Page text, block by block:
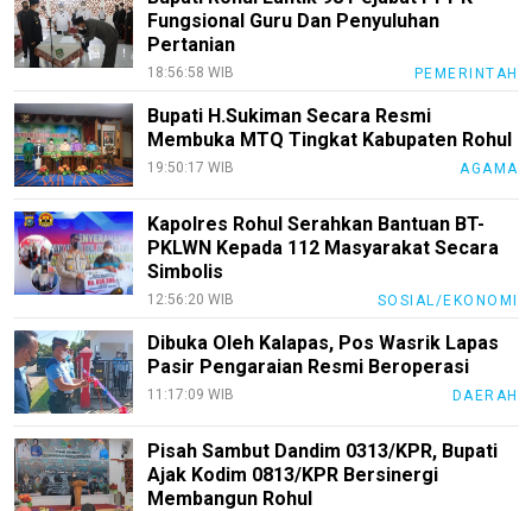
Fungsional Guru Dan Penyuluhan
Pertanian
18:56:58 WIB PEMERINTAH
Bupati H.Sukiman Secara Resmi
Membuka MTQ Tingkat Kabupaten Rohul
19:50:17 WIB AGAMA
Kapolres Rohul Serahkan Bantuan BT-
PKLWN Kepada 112 Masyarakat Secara
Simbolis
12:56:20 WIB SOSIAL/EKONOMI
Dibuka Oleh Kalapas, Pos Wasrik Lapas
Pasir Pengaraian Resmi Beroperasi
11:17:09 WIB DAERAH
Pisah Sambut Dandim 0313/KPR, Bupati
Ajak Kodim 0813/KPR Bersinergi
Membangun Rohul
Kode
Etik
Internal
KEJ
Disclaimer
Kami
Pedoman
Media
Redaksi
Index
All